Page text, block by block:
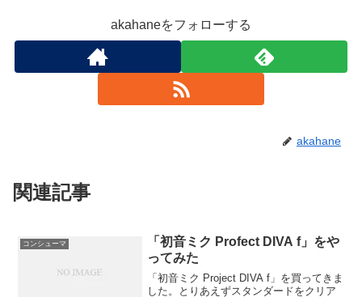
akahaneをフォローする
akahane
関連記事
コンシューマ
「初音ミク Profect DIVA f」をや
ってみた
「初音ミク Project DIVA f」を買ってきま
した。とりあえずスタンダードをクリア